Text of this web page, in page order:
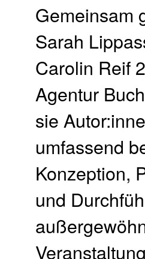
Gemeinsam
Sarah
Carolin Reif
Agentur
sie
umfassend
Konzeption,
und